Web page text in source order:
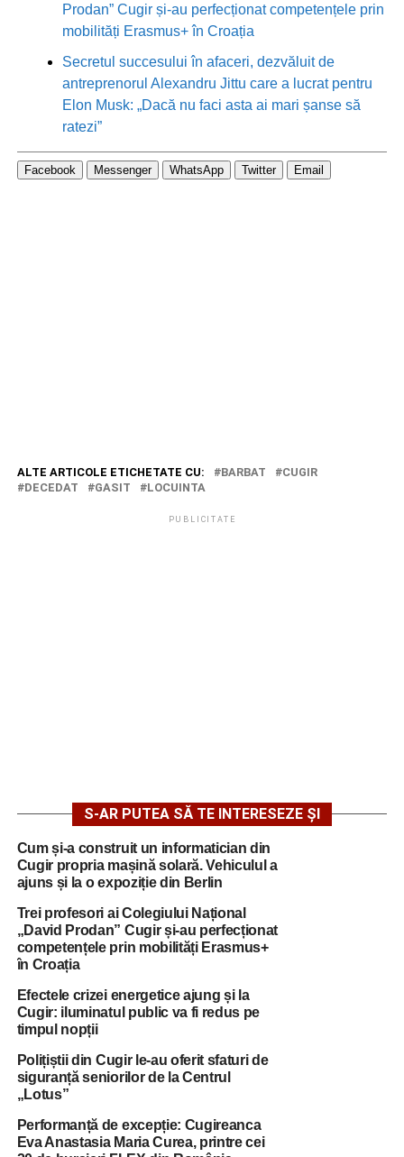
Prodan” Cugir și-au perfecționat competențele prin
mobilități Erasmus+ în Croația
Secretul succesului în afaceri, dezvăluit de
antreprenorul Alexandru Jittu care a lucrat pentru
Elon Musk: „Dacă nu faci asta ai mari șanse să
ratezi”
Facebook Messenger WhatsApp Twitter Email
ALTE ARTICOLE ETICHETATE CU: BARBAT
CUGIR
DECEDAT
GASIT LOCUINTA
PUBLICITATE
S-AR PUTEA SĂ TE INTERESEZE ȘI
Cum și-a construit un informatician din
Cugir propria mașină solară. Vehiculul a
ajuns și la o expoziție din Berlin
Trei profesori ai Colegiului Național
„David Prodan” Cugir și-au perfecționat
competențele prin mobilități Erasmus+
în Croația
Efectele crizei energetice ajung și la
Cugir: iluminatul public va fi redus pe
timpul nopții
Polițiștii din Cugir le-au oferit sfaturi de
siguranță seniorilor de la Centrul
„Lotus”
Performanță de excepție: Cugireanca
Eva Anastasia Maria Curea, printre cei